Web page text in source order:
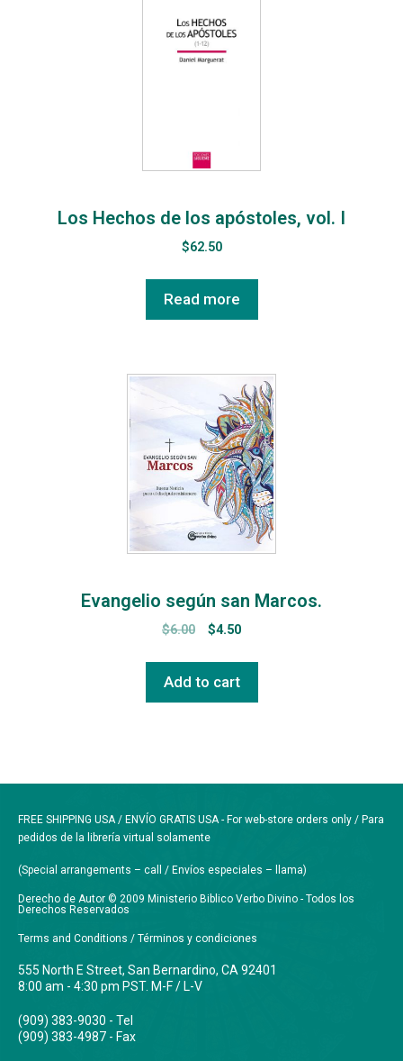
Los Hechos de los apóstoles, vol. I
$62.50
Read more
Evangelio según san Marcos.
$6.00 $4.50
Add to cart
FREE SHIPPING USA / ENVÍO GRATIS USA - For web-store orders only / Para
pedidos de la librería virtual solamente
(Special arrangements – call / Envíos especiales – llama)
Derecho de Autor © 2009 Ministerio Biblico Verbo Divino - Todos los
Derechos Reservados
Terms and Conditions / Términos y condiciones
555 North E Street, San Bernardino, CA 92401
8:00 am - 4:30 pm PST. M-F / L-V
(909) 383-9030 - Tel
(909) 383-4987 - Fax